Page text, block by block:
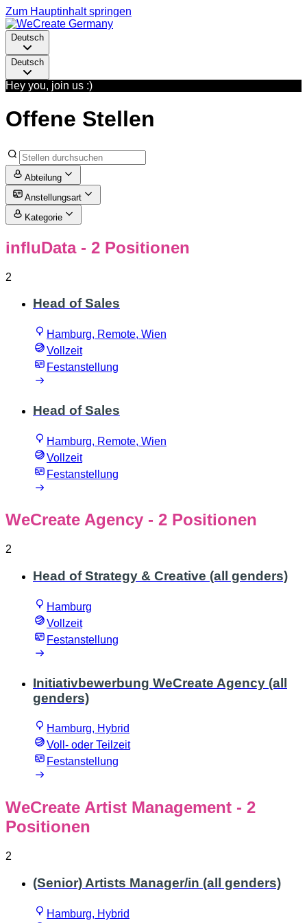
Zum Hauptinhalt springen
Deutsch
Deutsch
Hey you, join us :)
Offene Stellen
Abteilung
Anstellungsart
Kategorie
influData- 2 Positionen
2
Head of Sales
Hamburg, Remote, Wien
Vollzeit
Festanstellung
Head of Sales
Hamburg, Remote, Wien
Vollzeit
Festanstellung
WeCreate Agency - 2 Positionen
2
Head of Strategy & Creative (all genders)
Hamburg
Vollzeit
Festanstellung
Initiativbewerbung WeCreate Agency (all
genders)
Hamburg, Hybrid
Voll- oder Teilzeit
Festanstellung
WeCreate Artist Management - 2
Positionen
2
(Senior) Artists Manager/in (all genders)
Hamburg, Hybrid